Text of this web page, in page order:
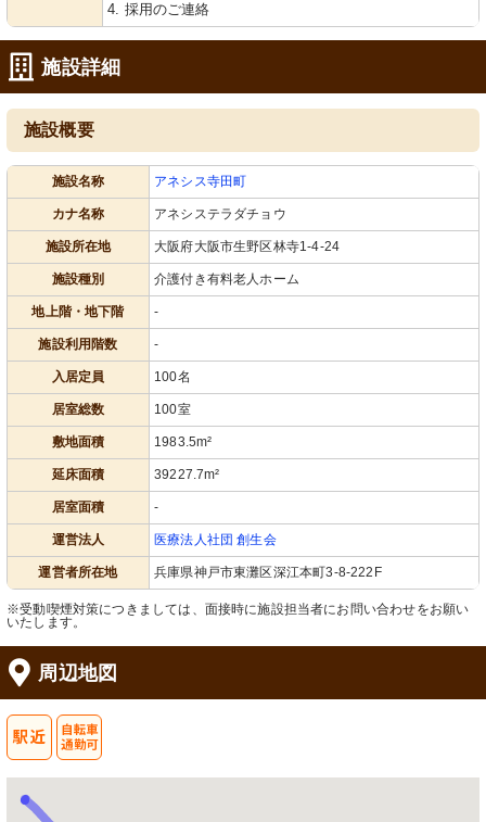
トレーニング室
明るく清潔な空間で、しっかりとした
機能訓練を支援します。
玄関
暖色系の壁が温かい雰囲気を醸し出し
ており、清潔感のあふれるエントラン
スです。
玄関
清潔感のあふれる入口は歓迎の気持ち
がこもっています。
居室
談話室 浴室
4. 採用のご連絡
施設詳細
施設概要
施設名称 アネシス寺田町
カナ名称 アネシステラダチョウ
施設所在地 大阪府大阪市生野区林寺1-4-24
施設種別 介護付き有料老人ホーム
地上階・地下階 -
施設利用階数 -
入居定員 100名
居室総数 100室
敷地面積 1983.5m²
延床面積 39227.7m²
居室面積 -
運営法人 医療法人社団 創生会
運営者所在地 兵庫県神戸市東灘区深江本町3-8-222F
※受動喫煙対策につきましては、面接時に施設担当者にお問い合わせをお願い
いたします。
周辺地図